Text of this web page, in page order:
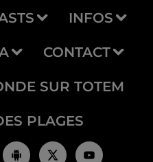
INFOS
CONTACT
SUR TOTEM
PLAGES